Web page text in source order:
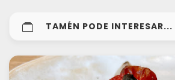
TAMÉN PODE INTERESAR...